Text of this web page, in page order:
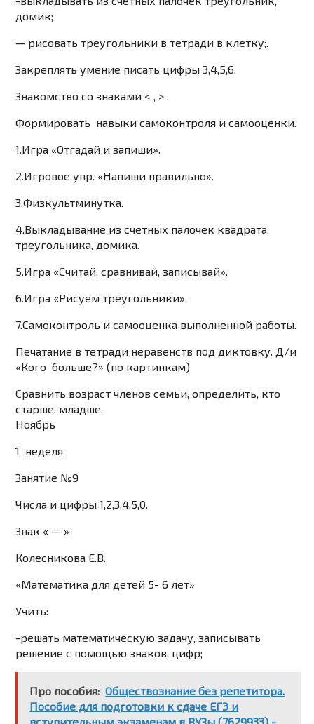
домик;
— рисовать треугольники в тетради в клетку;.
Закреплятьумение писать цифры 3,4,5,6.
Знакомствосо знаками < , > .
Формировать навыки самоконтроля и самооценки.
1.Игра «Отгадай и запиши».
2.Игровое упр. «Напиши правильно».
3.Физкультминутка.
4.Выкладывание из счетных палочек квадрата,
треугольника, домика.
5.Игра «Считай, сравнивай, записывай».
6.Игра «Рисуем треугольники».
7.Самоконтроль и самооценка выполненной работы.
Печатание в тетради неравенств под диктовку. Д/и
«Кого больше?» (по картинкам)
Сравнить возраст членов семьи, определить, кто
старше, младше.
Ноябрь
1 неделя
Занятие №9
Числа и цифры 1,2,3,4,5,0.
Знак « — »
Колесникова Е.В.
«Математика для детей 5- 6 лет»
Учить:
-решать математическую задачу, записывать
решение с помощью знаков, цифр;
Про пособия: Обществознание без репетитора.
Пособие для подготовки к сдаче ЕГЭ и